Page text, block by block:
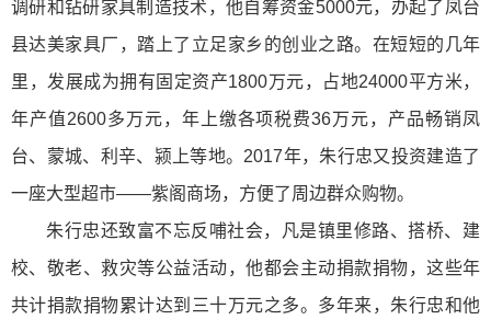
调研和钻研家具制造技术，他自筹资金5000元，办起了凤台
县达美家具厂，踏上了立足家乡的创业之路。在短短的几年
里，发展成为拥有固定资产1800万元，占地24000平方米，
年产值2600多万元，年上缴各项税费36万元，产品畅销凤
台、蒙城、利辛、颍上等地。2017年，朱行忠又投资建造了
一座大型超市——紫阁商场，方便了周边群众购物。
朱行忠还致富不忘反哺社会，凡是镇里修路、搭桥、建
校、敬老、救灾等公益活动，他都会主动捐款捐物，这些年
共计捐款捐物累计达到三十万元之多。多年来，朱行忠和他